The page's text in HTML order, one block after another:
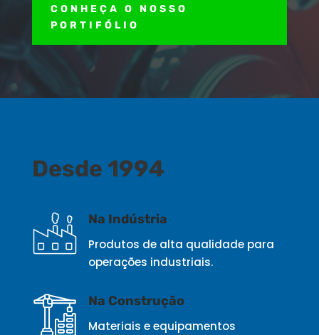
CONHEÇA O NOSSO
PORTIFÓLIO
Desde 1994
Na Indústria
Produtos de alta qualidade para
operações industriais.
Na Construção
Materiais e equipamentos